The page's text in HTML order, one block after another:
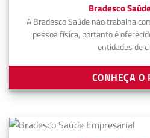
Bradesco
A Bradesco Saúde não trabalha
pessoa física, portanto é
entidades de
CONHEÇA O